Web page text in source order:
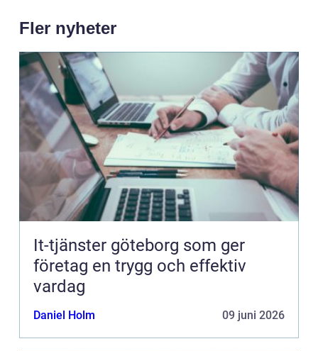
Fler nyheter
It-tjänster göteborg som ger
företag en trygg och effektiv
vardag
Daniel Holm 09 juni 2026